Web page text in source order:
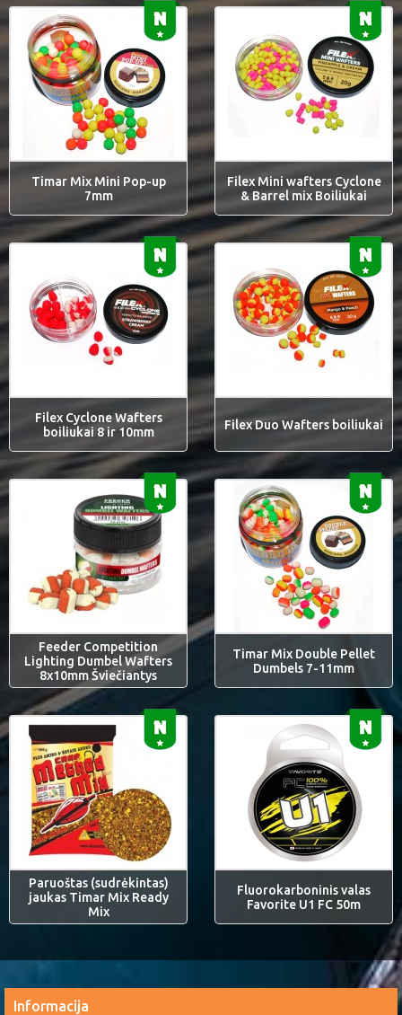
Timar Mix Mini Pop-up
7mm
Filex Mini wafters Cyclone
& Barrel mix Boiliukai
Filex Cyclone Wafters
boiliukai 8 ir 10mm
Filex Duo Wafters boiliukai
Feeder Competition
Lighting Dumbel Wafters
8x10mm Šviečiantys
Timar Mix Double Pellet
Dumbels 7-11mm
Paruoštas (sudrėkintas)
jaukas Timar Mix Ready
Mix
Fluorokarboninis valas
Favorite U1 FC 50m
Informacija